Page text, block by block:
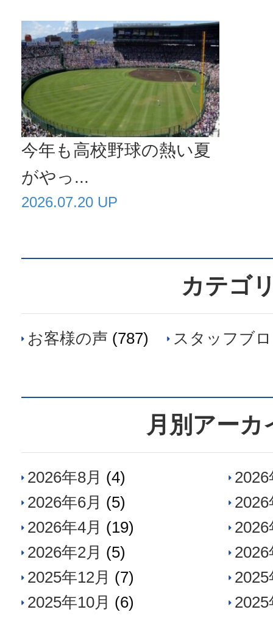
今年も高校野球の熱い夏
がやっ...
2026.07.20 UP
カテゴ
お客様の声 (787) スタッフブ
月別アーカ
2026年8月 (4)
2026年6月 (5)
2026年4月 (19)
2026年2月 (5)
2025年12月 (7)
2025年10月 (6)